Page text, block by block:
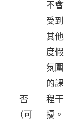
否
（可
不會
受到
其他
度假
氛圍
的課
程干
擾。